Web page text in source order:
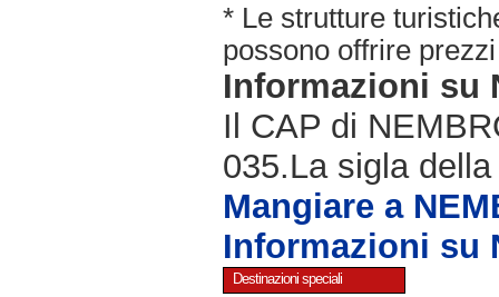
* Le strutture
possono offrire
Informazioni su
Il CAP di
035.La sigla
Mangiare a
Informazioni su
Destinazioni speciali